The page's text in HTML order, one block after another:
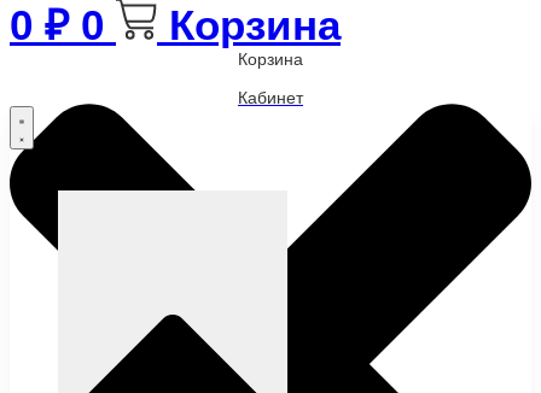
0 ₽ 0 Корзина
Корзина
Кабинет